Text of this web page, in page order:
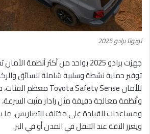
تويوتا برادو 2025
جهزت برادو 2025 بواحد من أكثر أنظمة
توفير حماية نشطة وسلبية شاملة للسائق
وأنظمة معالجة دقيقة مثل رادار مثبت السرعة،
ومساعدات القيادة على مختلف التضاريس، ما
ويعزز الثقة عند التنقل في المدن أو في البر.